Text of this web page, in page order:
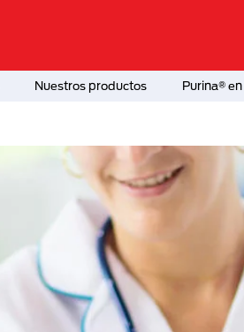
Nuestros productos Purina®